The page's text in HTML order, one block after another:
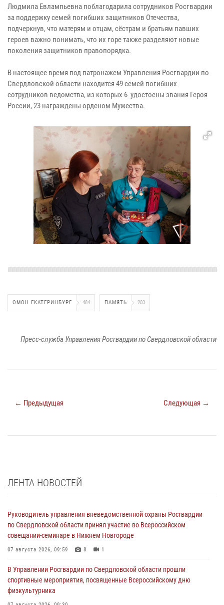
Людмила Евлампьевна поблагодарила сотрудников Росгвардии
за поддержку семей погибших защитников Отечества,
подчеркнув, что матерям и отцам, сёстрам и братьям павших
героев важно понимать, что их горе также разделяют новые
поколения защитников правопорядка.
В настоящее время под патронажем Управления Росгвардии по
Свердловской области находится 49 семей погибших
сотрудников ведомства, из которых 6 удостоены звания Героя
России, 23 награждены орденом Мужества.
ОМОН ЕКАТЕРИНБУРГ 484 ПАМЯТЬ 203
Пресс-служба Управления Росгвардии по Свердловской области
← Предыдущая Следующая →
ЛЕНТА НОВОСТЕЙ
Руководитель управления вневедомственной охраны Росгвардии
по Свердловской области принял участие во Всероссийском
совещании-семинаре в Нижнем Новгороде
07 августа 2026, 09:59 8 1
В Управлении Росгвардии по Свердловской области прошли
спортивные мероприятия, посвященные Всероссийскому дню
физкультурника